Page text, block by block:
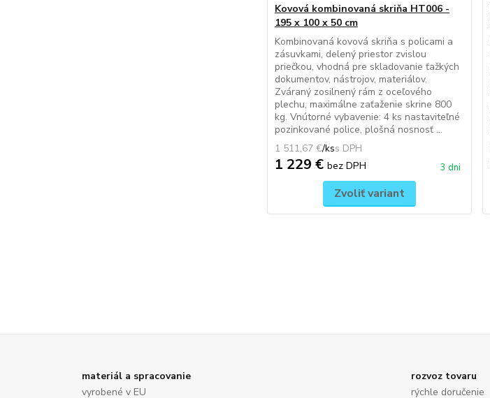
Kovová kombinovaná skriňa HT006 -
195 x 100 x 50 cm
Kombinovaná kovová skriňa s policami a
zásuvkami, delený priestor zvislou
priečkou, vhodná pre skladovanie ťažkých
dokumentov, nástrojov, materiálov.
Zváraný zosilnený rám z oceľového
plechu, maximálne zaťaženie skrine 800
kg. Vnútorné vybavenie: 4 ks nastaviteľné
pozinkované police, plošná nosnosť ...
1 511,67 €/ks
1 229 € bez DPH 3 dni
Zvoliť variant
materiál a spracovanie
vyrobené v EU
rozvoz tovaru
rýchle doručenie